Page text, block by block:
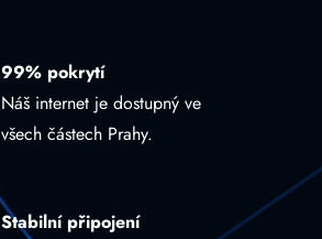
99% pokrytí
Náš internet je dostupný ve
všech částech Prahy.
Stabilní připojení